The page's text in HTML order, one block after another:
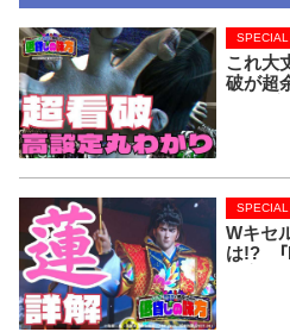
これ大
破が超
SPECIAL
Wキセ
は!? 「
SPECIAL